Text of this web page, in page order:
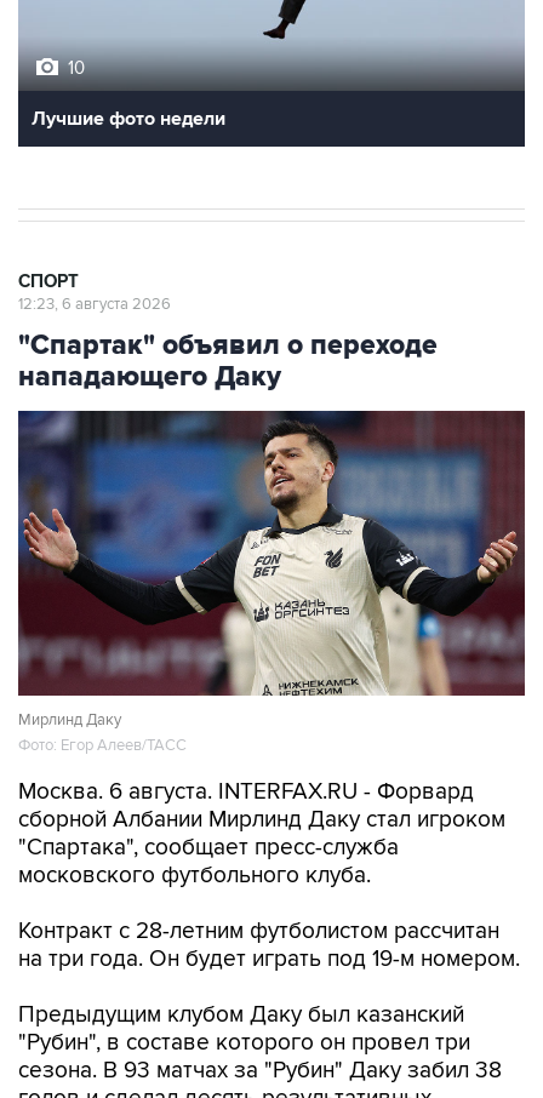
10
Лучшие фото недели
СПОРТ
12:23, 6 августа 2026
"Спартак" объявил о переходе
нападающего Даку
Мирлинд Даку
Фото: Егор Алеев/ТАСС
Москва. 6 августа. INTERFAX.RU - Форвард
сборной Албании Мирлинд Даку стал игроком
"Спартака", сообщает пресс-служба
московского футбольного клуба.
Контракт с 28-летним футболистом рассчитан
на три года. Он будет играть под 19-м номером.
Предыдущим клубом Даку был казанский
"Рубин", в составе которого он провел три
сезона. В 93 матчах за "Рубин" Даку забил 38